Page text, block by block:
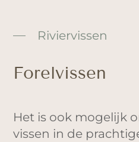
Riviervissen
Forelvissen
Het is ook mogelijk
vissen in de